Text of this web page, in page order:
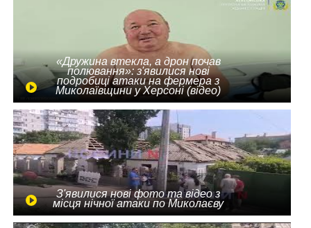
«Дружина втекла, а дрон почав
полювання»: з'явилися нові
подробиці атаки на фермера з
Миколаївщини у Херсоні (відео)
З'явилися нові фото та відео з
місця нічної атаки по Миколаєву